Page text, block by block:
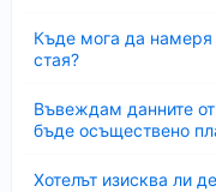
Къде мога да намеря
стая?
Въвеждам данните
бъде осъществено
Хотелът изисква ли